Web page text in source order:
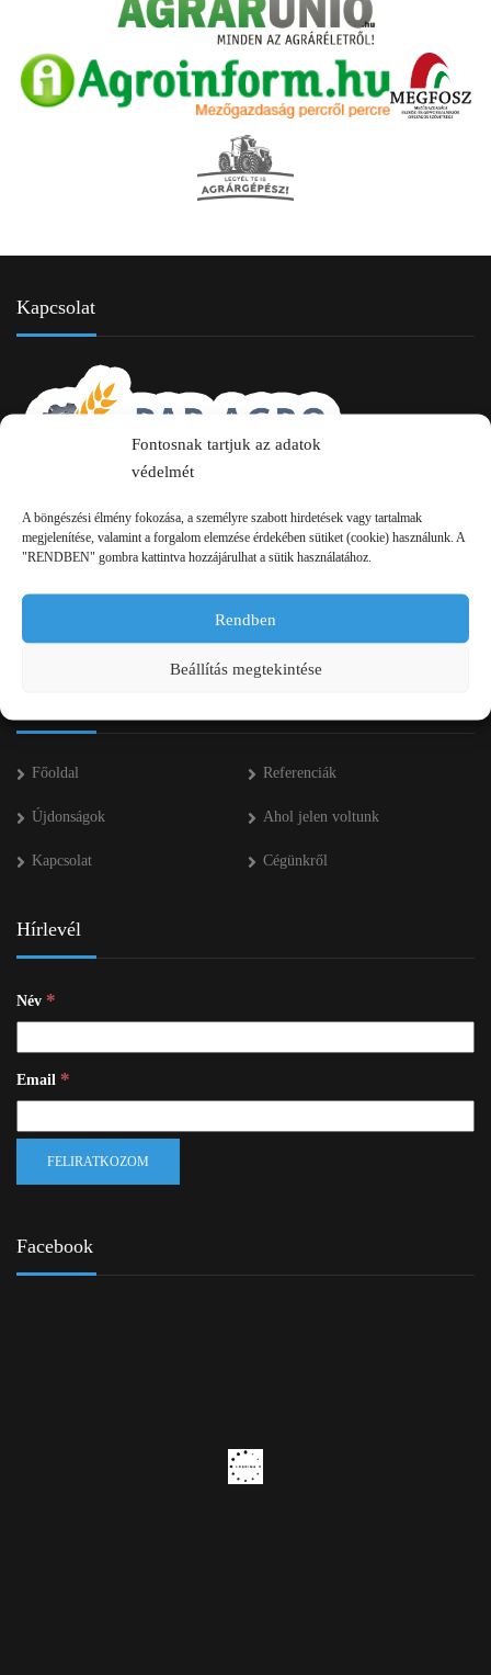
Fontosnak tartjuk az adatok
védelmét
A böngészési élmény fokozása, a személyre szabott hirdetések vagy tartalmak
megjelenítése, valamint a forgalom elemzése érdekében sütiket (cookie) használunk. A
"RENDBEN" gombra kattintva hozzájárulhat a sütik használatához.
Rendben
Beállítás megtekintése
Kapcsolat
2750 Nagykőrös Alsójárás d. 1/a
+36 20 334 43 28
+36 53 552 283
info kukac pap-agro.eu
Főoldal Referenciák
Újdonságok Ahol jelen voltunk
Kapcsolat Cégünkről
Hírlevél
Név *
Email *
Facebook